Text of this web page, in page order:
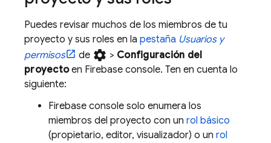
Puedes revisar muchos de los miembros de tu
proyecto y sus roles en la pestaña Usuarios y
permisos
de settings > Configuración del
proyectoen Firebase console. Ten en cuenta lo
siguiente:
Firebase console solo enumera los
miembros del proyecto con un rol básico
(propietario, editor, visualizador) o un rol